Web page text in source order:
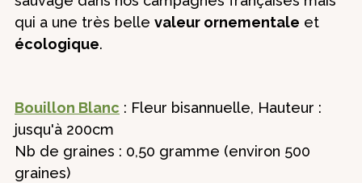
qui a une très belle valeur ornementale et
écologique.
Bouillon Blanc : Fleur bisannuelle, Hauteur :
jusqu'à 200cm
Nb de graines : 0,50 gramme (environ 500
graines)